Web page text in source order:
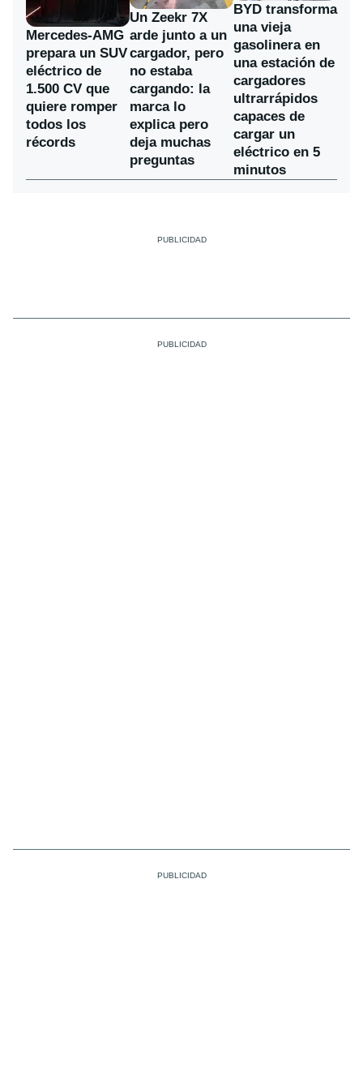
Mercedes-AMG
prepara un SUV
eléctrico de
1.500 CV que
quiere romper
todos los
récords
Un Zeekr 7X
arde junto a un
cargador, pero
no estaba
cargando: la
marca lo
explica pero
deja muchas
preguntas
BYD transforma
una vieja
gasolinera en
una estación de
cargadores
ultrarrápidos
capaces de
cargar un
eléctrico en 5
minutos